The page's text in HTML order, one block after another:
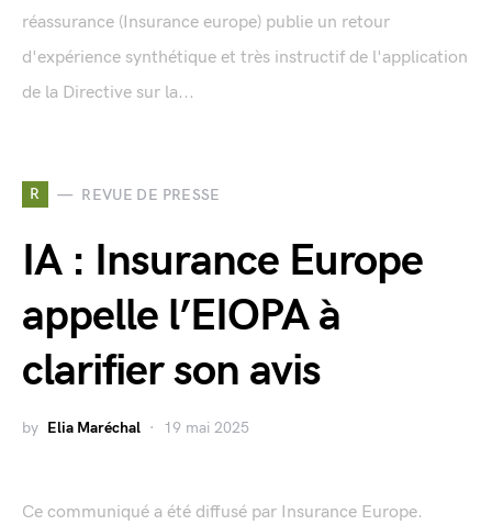
réassurance (Insurance europe) publie un retour
d'expérience synthétique et très instructif de l'application
de la Directive sur la...
R REVUE DE PRESSE
IA : Insurance Europe
appelle l’EIOPA à
clarifier son avis
by Elia Maréchal 19 mai 2025
Ce communiqué a été diffusé par Insurance Europe.